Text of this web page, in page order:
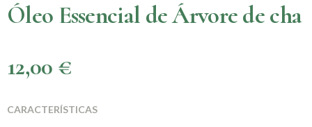
Óleo Essencial de Árvore de cha
12,00 €
CARACTERÍSTICAS